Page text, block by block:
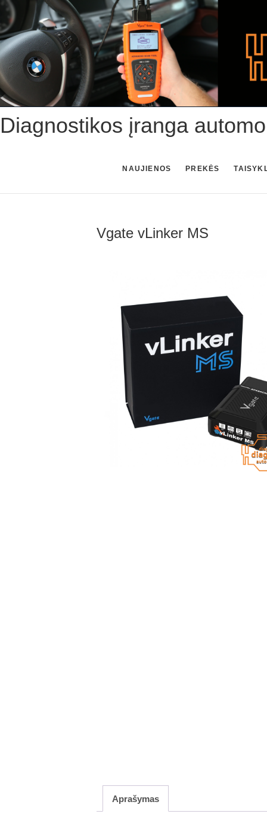
Skip
to
content
Diagnostikos įranga
NAUJIENOS PREKĖS
Vgate vLinker MS
Aprašymas